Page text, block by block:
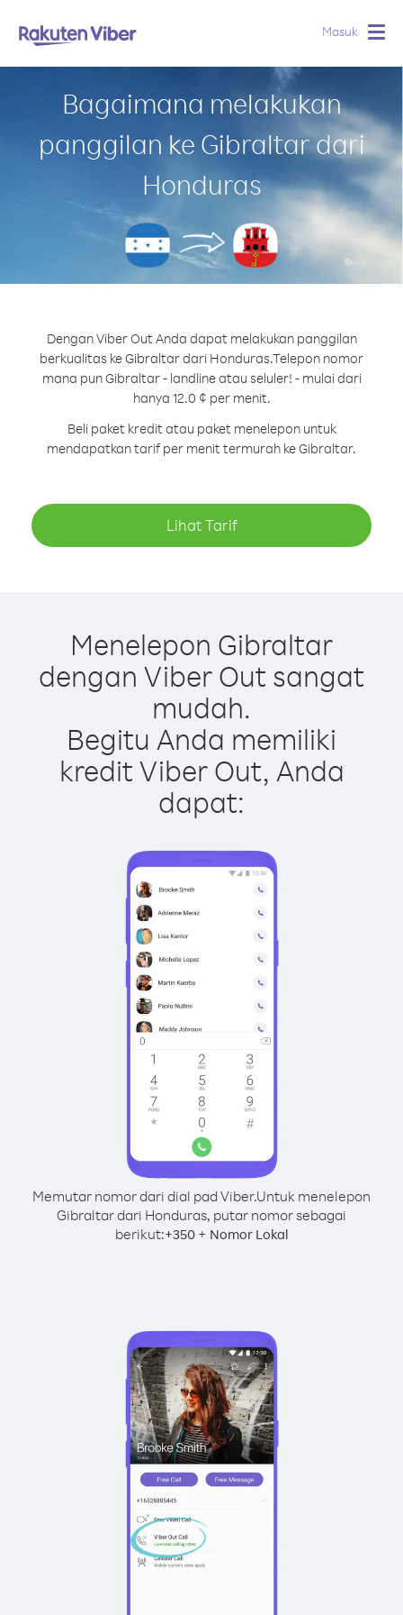
Masuk
Bagaimana melakukan
panggilan ke Gibraltar dari
Honduras
Dengan Viber Out Anda dapat melakukan panggilan
berkualitas ke Gibraltar dari Honduras.Telepon nomor
mana pun Gibraltar - landline atau seluler! - mulai dari
hanya 12.0 ¢ per menit.
Beli paket kredit atau paket menelepon untuk
mendapatkan tarif per menit termurah ke Gibraltar.
Lihat Tarif
Menelepon Gibraltar
dengan Viber Out sangat
mudah.
Begitu Anda memiliki
kredit Viber Out, Anda
dapat:
Memutar nomor dari dial pad Viber.Untuk menelepon
Gibraltar dari Honduras, putar nomor sebagai
berikut:+350+ Nomor Lokal